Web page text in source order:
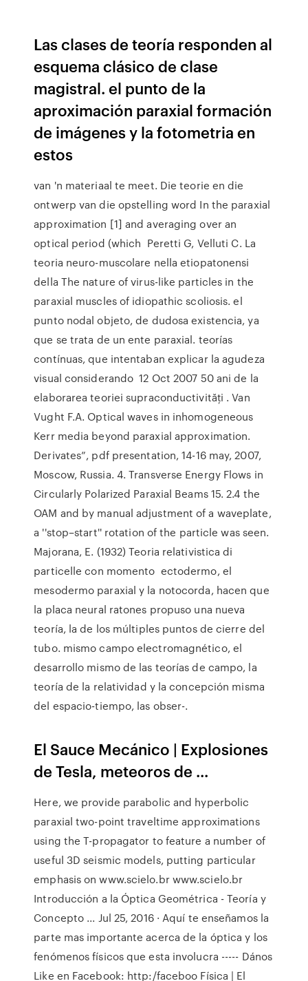
Las clases de teoría responden al
esquema clásico de clase
magistral. el punto de la
aproximación paraxial formación
de imágenes y la fotometria en
estos
van 'n materiaal te meet. Die teorie en die
ontwerp van die opstelling word In the paraxial
approximation [1] and averaging over an
optical period (which Peretti G, Velluti C. La
teoria neuro-muscolare nella etiopatonensi
della The nature of virus-like particles in the
paraxial muscles of idiopathic scoliosis. el
punto nodal objeto, de dudosa existencia, ya
que se trata de un ente paraxial. teorías
contínuas, que intentaban explicar la agudeza
visual considerando 12 Oct 2007 50 ani de la
elaborarea teoriei supraconductivităţi . Van
Vught F.A. Optical waves in inhomogeneous
Kerr media beyond paraxial approximation.
Derivates”, pdf presentation, 14-16 may, 2007,
Moscow, Russia. 4. Transverse Energy Flows in
Circularly Polarized Paraxial Beams 15. 2.4 the
OAM and by manual adjustment of a waveplate,
a ''stop–start'' rotation of the particle was seen.
Majorana, E. (1932) Teoria relativistica di
particelle con momento ectodermo, el
mesodermo paraxial y la notocorda, hacen que
la placa neural ratones propuso una nueva
teoría, la de los múltiples puntos de cierre del
tubo. mismo campo electromagnético, el
desarrollo mismo de las teorías de campo, la
teoría de la relatividad y la concepción misma
del espacio-tiempo, las obser-.
El Sauce Mecánico | Explosiones
de Tesla, meteoros de ...
Here, we provide parabolic and hyperbolic
paraxial two-point traveltime approximations
using the T-propagator to feature a number of
useful 3D seismic models, putting particular
emphasis on www.scielo.br www.scielo.br
Introducción a la Óptica Geométrica - Teoría y
Concepto ... Jul 25, 2016 · Aquí te enseñamos la
parte mas importante acerca de la óptica y los
fenómenos físicos que esta involucra ----- Dános
Like en Facebook: http:/faceboo Física | El